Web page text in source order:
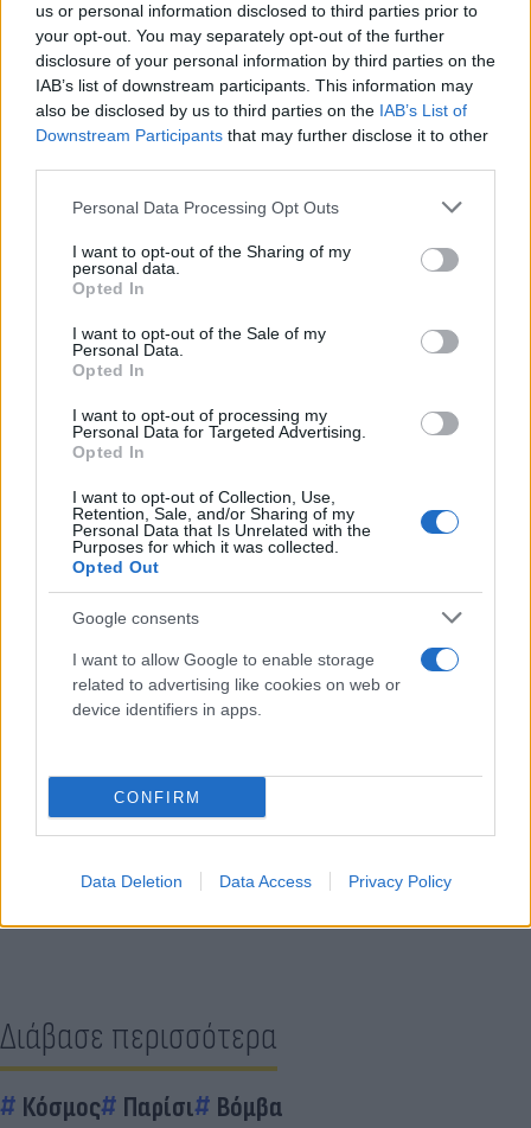
us or personal information disclosed to third parties prior to
your opt-out. You may separately opt-out of the further
disclosure of your personal information by third parties on the
IAB’s list of downstream participants. This information may
also be disclosed by us to third parties on the IAB’s List of
Downstream Participants that may further disclose it to other
Please note that this website/app uses one or more Google
not limited to your visit or usage behaviour. You may click to
grant or deny consent to Google and its third-party tags to
use your data for below specified purposes in below Google
consent section.
Personal Data Processing Opt Outs
I want to opt-out of the Sharing of my
personal data.
Opted In
I want to opt-out of the Sale of my
Personal Data.
Opted In
I want to opt-out of processing my
Personal Data for Targeted Advertising.
Opted In
I want to opt-out of Collection, Use,
Retention, Sale, and/or Sharing of my
Personal Data that Is Unrelated with the
Purposes for which it was collected.
Opted Out
Google consents
I want to allow Google to enable storage
related to advertising like cookies on web or
device identifiers in apps.
CONFIRM
Data Deletion Data Access Privacy Policy
Κάνε κλικ και δες περισσότερο
Flash.grστην αναζήτηση της
Διάβασε περισσότερα
Κόσμος Παρίσι Βόμβα